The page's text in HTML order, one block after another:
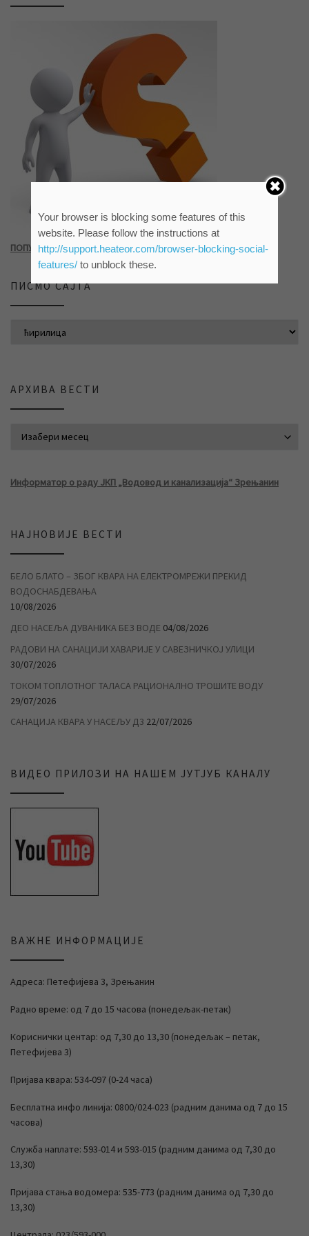
ПОПУНИТЕ УПИТНИК КЛИКОМ НА СЛИКУ ИЛИ ОВАЈ ЛИНК
ПИСМО САЈТА
АРХИВА ВЕСТИ
Информатор о раду ЈКП „Водовод и канализација“ Зрењанин
НАЈНОВИЈЕ ВЕСТИ
БЕЛО БЛАТО – ЗБОГ КВАРА НА ЕЛЕКТРОМРЕЖИ ПРЕКИД
ВОДОСНАБДЕВАЊА
10/08/2026
ДЕО НАСЕЉА ДУВАНИКА БЕЗ ВОДЕ 04/08/2026
РАДОВИ НА САНАЦИЈИ ХАВАРИЈЕ У САВЕЗНИЧКОЈ УЛИЦИ
30/07/2026
ТОКОМ ТОПЛОТНОГ ТАЛАСА РАЦИОНАЛНО ТРОШИТЕ ВОДУ
29/07/2026
САНАЦИЈА КВАРА У НАСЕЉУ Д3 22/07/2026
ВИДЕО ПРИЛОЗИ НА НАШЕМ ЈУТЈУБ КАНАЛУ
ВАЖНЕ ИНФОРМАЦИЈЕ
Адреса: Петефијева 3, Зрењанин
Радно време: од 7 до 15 часова (понедељак-петак)
Кориснички центар: од 7,30 до 13,30 (понедељак – петак,
Петефијева 3)
Пријава квара: 534-097 (0-24 часа)
Бесплатна инфо линија: 0800/024-023 (радним данима од 7 до 15
часова)
Служба наплате: 593-014 и 593-015 (радним данима од 7,30 до
13,30)
Пријава стања водомера: 535-773 (радним данима од 7,30 до
13,30)
Your browser is blocking some features of this
website. Please follow the instructions at
http://support.heateor.com/browser-blocking-social-
features/to unblock these.